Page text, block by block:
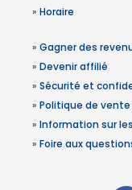
» Horaire
» Gagner des
» Devenir affilié
» Sécurité et
» Politique de vente
» Information sur
» Foire aux